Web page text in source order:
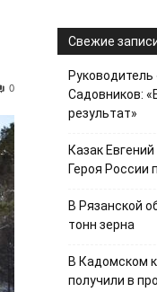
0
Свежие
Садовников:
результат»
Казак
Героя России
В Рязанской
тонн зерна
В Кадомском
получили в